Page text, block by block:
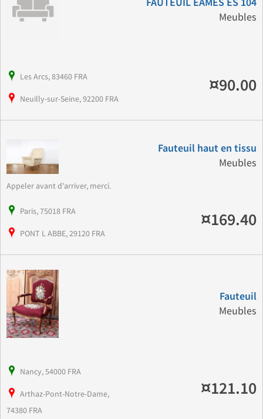
FAUTEUIL EAMES ES 104
Meubles
Les Arcs, 83460 FRA
Neuilly-sur-Seine, 92200 FRA
¤90.00
Fauteuil haut en tissu
Meubles
Appeler avant d'arriver, merci.
Paris, 75018 FRA
PONT L ABBE, 29120 FRA
¤169.40
Fauteuil
Meubles
Nancy, 54000 FRA
Arthaz-Pont-Notre-Dame,
74380 FRA
¤121.10